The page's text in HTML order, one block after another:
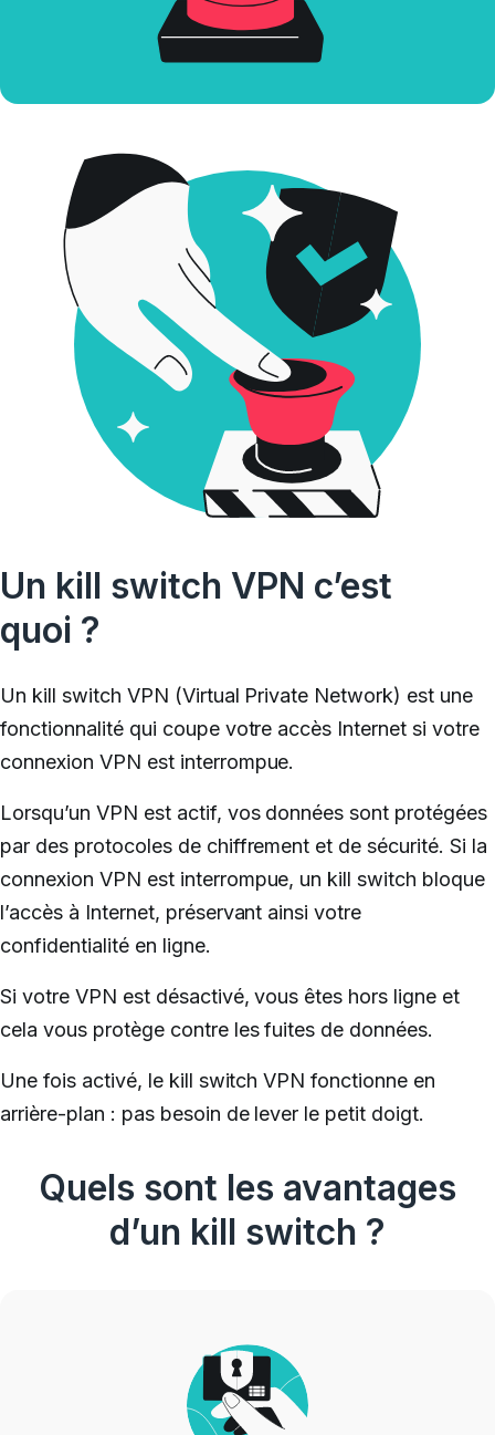
Un kill switch VPN c’est
quoi ?
Un kill switch VPN (Virtual Private Network) est une
fonctionnalité qui coupe votre accès Internet si votre
connexion VPN est interrompue.
Lorsqu’un VPN est actif, vos données sont protégées
par des protocoles de chiffrement et de sécurité. Si la
connexion VPN est interrompue, un kill switch bloque
l’accès à Internet, préservant ainsi votre
confidentialité en ligne.
Si votre VPN est désactivé, vous êtes hors ligne et
cela vous protège contre les fuites de données.
Une fois activé, le kill switch VPN fonctionne en
arrière-plan : pas besoin de lever le petit doigt.
Quels sont les avantages
d’un kill switch ?